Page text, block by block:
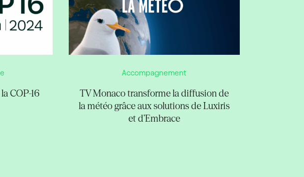
COP-16
Accompagnement
TV Monaco transforme la diffusion de
la météo grâce aux solutions de Luxiris
et d’Embrace